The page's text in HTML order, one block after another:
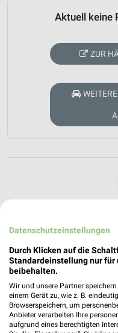
Aktuell keine
ZUR
weekli -
Alle A.T.U Angebote
weekli
✔Standortgenaue
✔Folge deinem
✔Push-
✔Einkaufsliste -
Datenschutzeinstellungen
Durch Klicken auf die
Standardeinstellung nur
beibehalten.
Wir und unsere Partner
einem Gerät zu, wie z. B.
Browserspeichern, um
Anbieter verarbeiten Ihre
aufgrund eines berechtigten